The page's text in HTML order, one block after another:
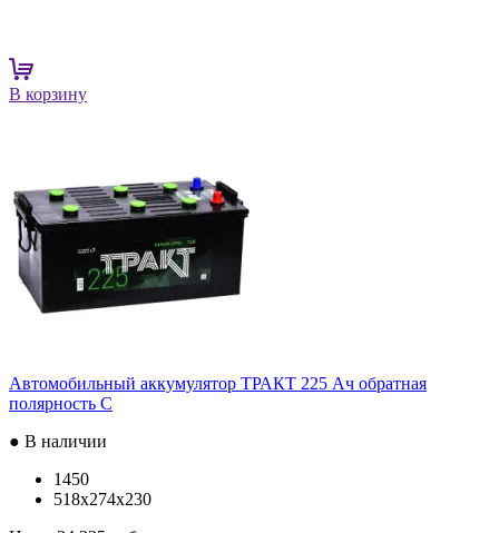
В корзину
Автомобильный аккумулятор ТРАКТ 225 Ач обратная
полярность C
● В наличии
1450
518x274x230